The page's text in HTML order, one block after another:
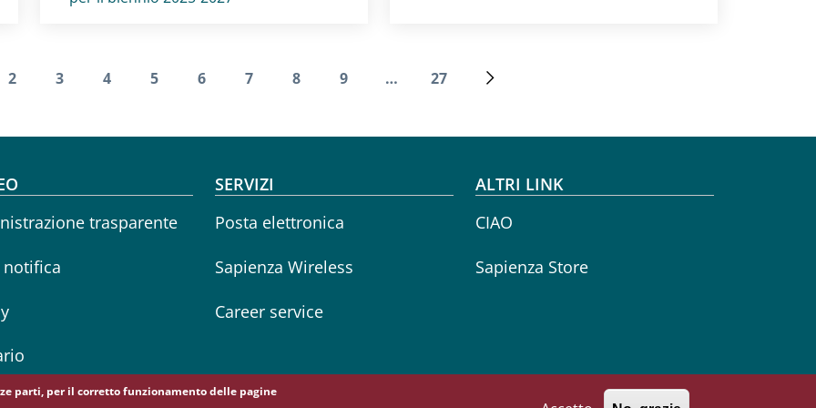
Paginazione
attuale
Pagina
2
Pagina
3
Pagina
4
Pagina
5
Pagina
6
Pagina
7
Pagina
8
Pagina
9 …
Ultima pagina
27
Pagina successiva
menu
trasparente
SERVIZI
Posta elettronica
Sapienza Wireless
Career service
ALTRI LINK
CIAO
Sapienza Store
parti, per il corretto funzionamento delle pagine